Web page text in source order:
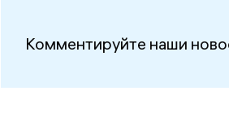
Комментируйте наши